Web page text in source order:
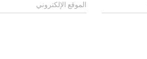
الموقع الإلكتروني